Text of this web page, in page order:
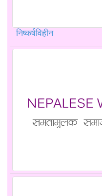
निष्कर्षविहीन